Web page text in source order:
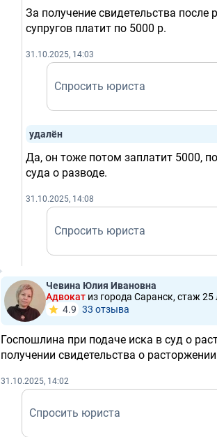
За получение свидетельства
супругов платит по 5000 р.
31.10.2025, 14:03
Спросить юриста
удалён
Да, он тоже потом заплатит 5000,
суда о разводе.
31.10.2025, 14:08
Спросить юриста
Чевина Юлия Ивановна
Адвокат из города Саранск, стаж 25
4.9 33 отзывa
Госпошлина при подаче иска в суд о
получении свидетельства о
31.10.2025, 14:02
Спросить юриста